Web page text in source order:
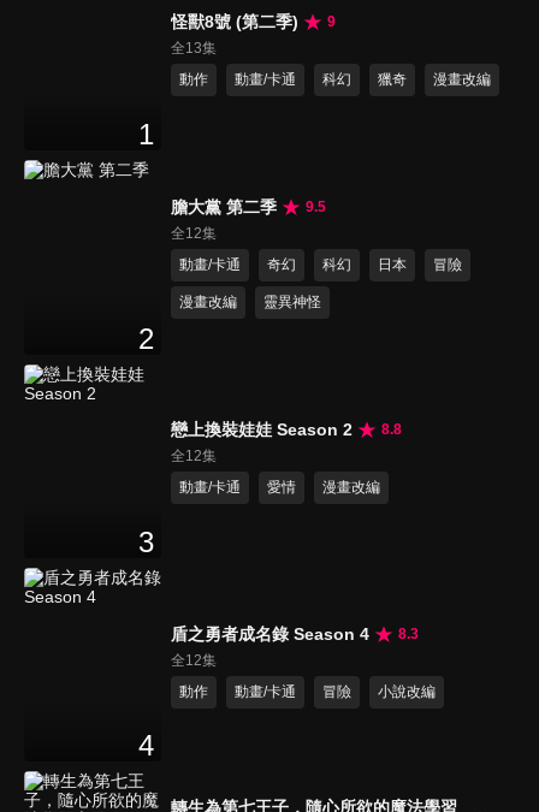
1
怪獸8號 (第二季)
9
全13集
動作
動畫/卡通 科幻 獵奇 漫畫改編
2
膽大黨 第二季
9.5
全12集
動畫/卡通
奇幻 科幻 日本 冒險
漫畫改編 靈異神怪
3
戀上換裝娃娃 Season 2
8.8
全12集
動畫/卡通
愛情 漫畫改編
4
盾之勇者成名錄 Season 4
8.3
全12集
動作
動畫/卡通 冒險 小說改編
轉生為第七王子，隨心所欲的魔法學習